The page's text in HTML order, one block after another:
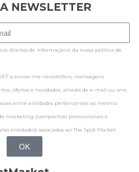
NEWSLETTER
direitos de informação e da nossa politica de
a enviar-me newsletters, mensagens
ofertas e novidades, através de e-mail ou sms
entre entidades pertencentes ao mesmo
marketing (campanhas promocionais e
entidades) associadas ao The Spot Market.
OK